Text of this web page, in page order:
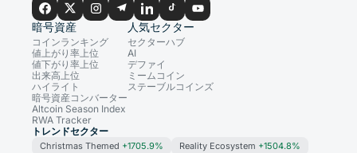
暗号資産
コインランキング
値上がり率上位
値下がり率上位
出来高上位
ハイライト
暗号資産コンバーター
Altcoin Season Index
RWA Tracker
人気セクター
セクターハブ
AI
デファイ
ミームコイン
ステーブルコインズ
トレンドセクター
Christmas Themed +1705.9% Reality Ecosystem +1504.8%